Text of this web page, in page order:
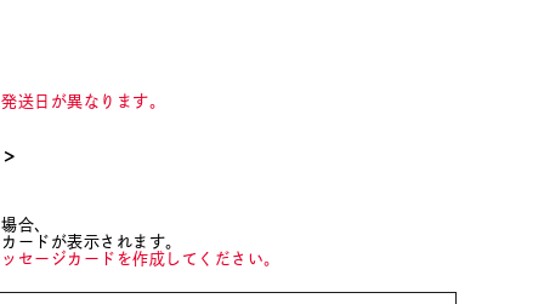
送日が異なります。
合、
ードが表示されます。
セージカードを作成してください。